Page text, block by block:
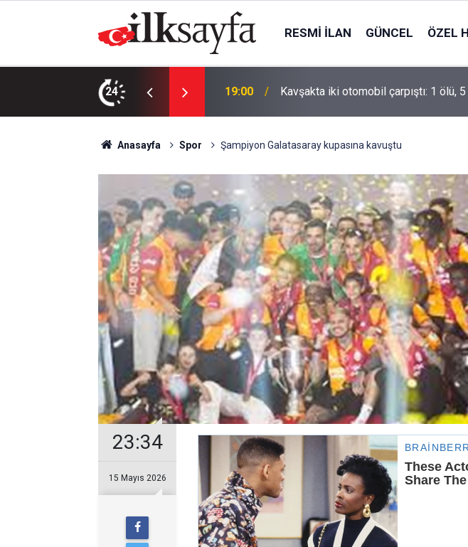
RESMI İLAN GÜNCEL ÖZEL
24
ilişkisiyle yürümez 19:00 Kavşakta iki otomobil çarpıştı: 1 ölü, 5
Anasayfa Spor Şampiyon Galatasaray kupasına kavuştu
23:34
15 Mayıs 2026